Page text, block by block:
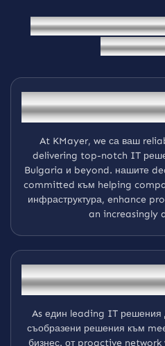
KMayer’sITреше
бизнеср
Trusted IT Услуга
At KMayer, we са ваш
delivering top-notch IT
Bulgaria и beyond. нашите
committed към helping
инфраструктура, enhance
an increasingly
професионален IT
As един leading IT решения
съобразени решения към
бизнес. от proactive network